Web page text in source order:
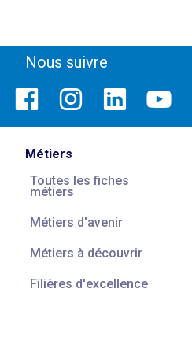
Nous suivre
Métiers
Toutes les fiches
métiers
Métiers d'avenir
Métiers à découvrir
Filières d'excellence